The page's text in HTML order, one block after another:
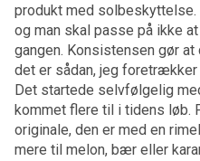
produkt med
og man skal passe på ikke
gangen. Konsistensen gør
det er sådan, jeg foretrækker
Det startede selvfølgelig
kommet flere til i tidens løb.
originale, den er med en
mere til melon, bær eller